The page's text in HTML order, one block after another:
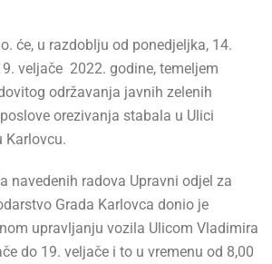
će, u razdoblju od ponedjeljka, 14.
veljače 2022. godine, temeljem
održavanja javnih zelenih
orezivanja stabala u Ulici
Karlovcu.
navedenih radova Upravni odjel za
Grada Karlovca donio je
upravljanju vozila Ulicom Vladimira
do 19. veljače i to u vremenu od 8,00